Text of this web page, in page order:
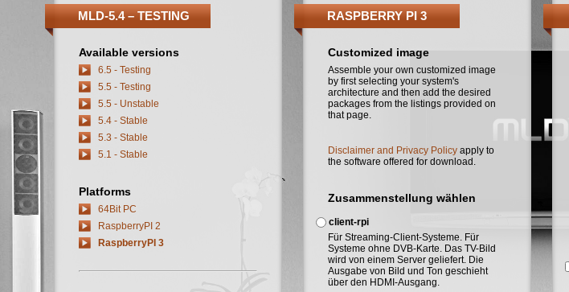
MLD-5.4 – TESTING
Available versions
6.5 - Testing
5.5 - Testing
5.5 - Unstable
5.4 - Stable
5.3 - Stable
5.1 - Stable
Platforms
64Bit PC
RaspberryPI 2
RaspberryPI 3
RASPBERRY PI 3
Customized image
Assemble your own customized image
by first selecting your system's
architecture and then add the desired
packages from the listings provided on
that page.
Disclaimer and Privacy Policy apply to
the software offered for download.
Zusammenstellung wählen
client-rpi
Für Streaming-Client-Systeme. Für
Systeme ohne DVB-Karte. Das TV-Bild
wird von einem Server geliefert. Die
Ausgabe von Bild und Ton geschieht
über den HDMI-Ausgang.